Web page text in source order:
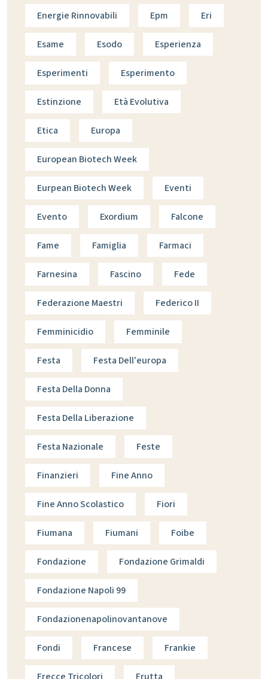
Energie Rinnovabili Epm Eri
Esame Esodo Esperienza
Esperimenti Esperimento
Estinzione Età Evolutiva
Etica Europa
European Biotech Week
Eurpean Biotech Week Eventi
Evento Exordium Falcone
Fame Famiglia Farmaci
Farnesina Fascino Fede
Federazione Maestri Federico II
Femminicidio Femminile
Festa Festa Dell'europa
Festa Della Donna
Festa Della Liberazione
Festa Nazionale Feste
Finanzieri Fine Anno
Fine Anno Scolastico Fiori
Fiumana Fiumani Foibe
Fondazione Fondazione Grimaldi
Fondazione Napoli 99
Fondazionenapolinovantanove
Fondi Francese Frankie